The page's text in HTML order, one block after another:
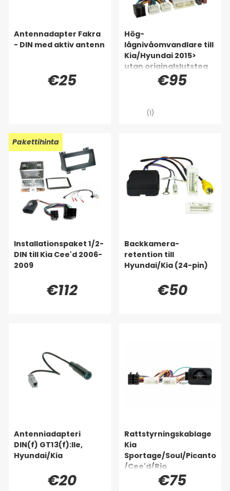
Antennadapter Fakra
- DIN med aktiv antenn
€25
Hög-
lågnivåomvandlare till
Kia/Hyundai 2015>
utan originalslutsteg
€95
(1)
Pakettihinta
Installationspaket 1/2-
DIN till Kia Cee'd 2006-
2009
€112
Backkamera-
retention till
Hyundai/Kia (24-pin)
€50
Antenniadapteri
DIN(f) GT13(f):lle,
Hyundai/Kia
€20
Rattstyrningskablage
Kia
Sportage/Soul/Picanto
/Cee'd/Rio
€75